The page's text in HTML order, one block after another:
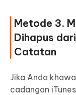
Metode 3.
Dihapus
Catatan
Jika Anda
cadangan